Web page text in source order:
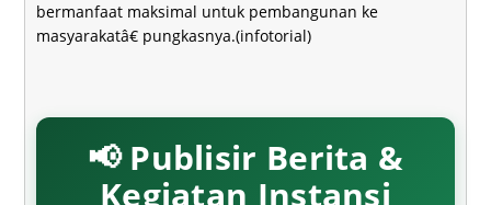
bermanfaat maksimal untuk pembangunan ke
masyarakatâ€ pungkasnya.(infotorial)
📢 Publisir Berita &
Kegiatan Instansi